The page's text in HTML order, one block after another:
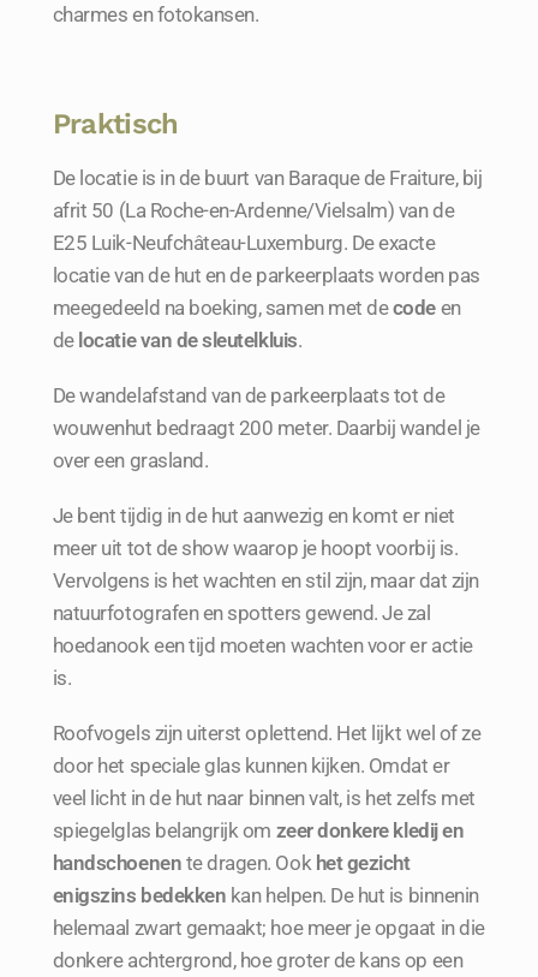
charmes en fotokansen.
Praktisch
De locatie is in de buurt van Baraque de Fraiture, bij
afrit 50 (La Roche-en-Ardenne/Vielsalm) van de
E25 Luik-Neufchâteau-Luxemburg. De exacte
locatie van de hut en de parkeerplaats worden pas
meegedeeld na boeking, samen met decode en
de locatie van de sleutelkluis.
De wandelafstand van de parkeerplaats tot de
wouwenhut bedraagt 200 meter. Daarbij wandel je
over een grasland.
Je bent tijdig in de hut aanwezig en komt er niet
meer uit tot de show waarop je hoopt voorbij is.
Vervolgens is het wachten en stil zijn, maar dat zijn
natuurfotografen en spotters gewend. Je zal
hoedanook een tijd moeten wachten voor er actie
is.
Roofvogels zijn uiterst oplettend. Het lijkt wel of ze
door het speciale glas kunnen kijken. Omdat er
veel licht in de hut naar binnen valt, is het zelfs met
spiegelglas belangrijk om zeer donkere kledij en
handschoenen te dragen. Ook het gezicht
enigszins bedekken kan helpen. De hut is binnenin
helemaal zwart gemaakt; hoe meer je opgaat in die
donkere achtergrond, hoe groter de kans op een